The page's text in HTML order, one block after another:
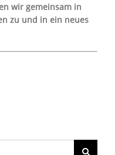
wir gemeinsam in
zu und in ein neues